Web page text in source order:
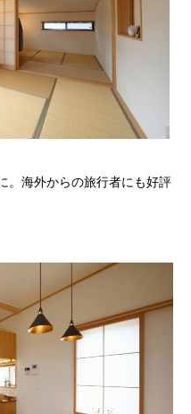
。海外からの旅行者にも好評